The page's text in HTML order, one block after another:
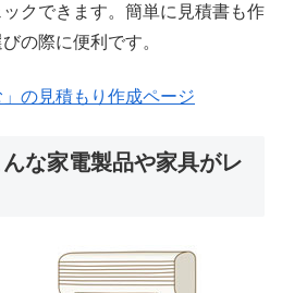
クできます。簡単に見積書も作
の際に便利です。
」の見積もり作成ページ
な家電製品や家具がレ